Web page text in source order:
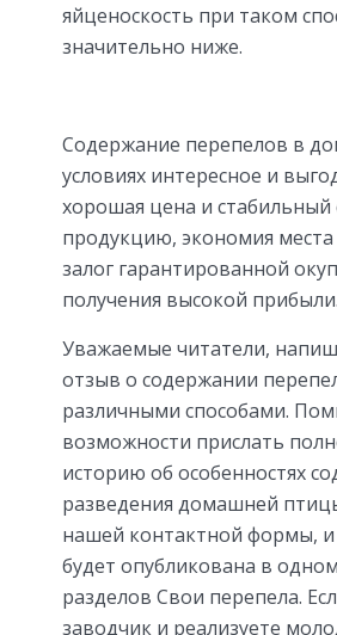
яйценоскость при таком
значительно ниже.
Содержание перепелов в
условиях интересное и
хорошая цена и стабильный
продукцию, экономия
залог гарантированной
получения высокой прибыли.
Уважаемые читатели,
отзыв о содержании
различными способами.
возможности прислать
историю об особенностях
разведения домашней
нашей контактной формы, и
будет опубликована в
разделов Свои перепела.
заводчик и реализуете